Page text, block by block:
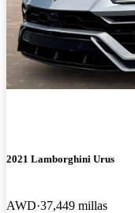
2021 Lamborghini Urus
AWD 37,449 millas